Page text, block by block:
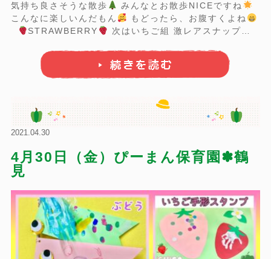
気持ち良さそうな散歩
みんなとお散歩NICEですね
こんなに楽しいんだもん
もどったら、お腹すくよね
STRAWBERRY
次はいちご組 激レアスナップ写
いつもどおりでしたｗｗｗ
...
2021.04.30
4月30日（金）ぴーまん保育園✽鶴
見